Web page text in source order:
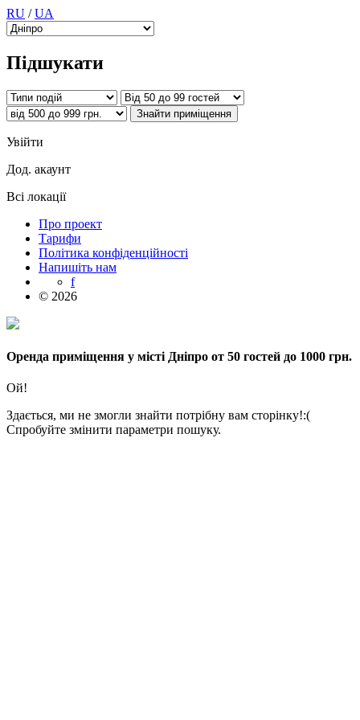
RU /UA
Підшукати
Увійти
Дод. акаунт
Всі локації
Про проект
Тарифи
Політика конфіденційності
Напишіть нам
f
© 2026
Оренда приміщення у місті Дніпро от 50 гостей до 1000 грн.
Ой!
Здається, ми не змогли знайти потрібну вам сторінку!:(
Спробуйте змінити параметри пошуку.